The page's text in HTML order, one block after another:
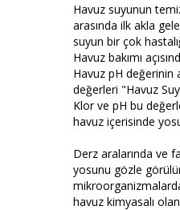
Havuz suyunun
arasında ilk akla
suyun bir çok
Havuz bakımı
Havuz pH değerinin
değerleri "Havuz
Klor ve pH bu
havuz içerisinde
Derz aralarında ve
yosunu gözle
havuz kimyasalı